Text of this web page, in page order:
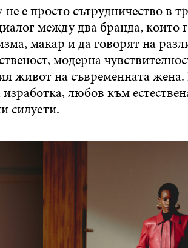
не е просто сътрудничество в
между два бранда, които
макар и да говорят на
модерна
живот на съвременната жена.
любов към
силуети.